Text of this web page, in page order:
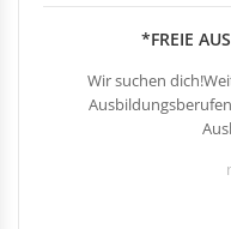
*FREIE
Wir suchen